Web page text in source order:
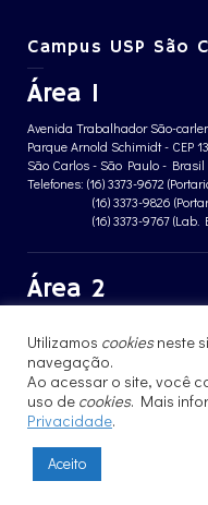
Campus USP São
Área 1
Avenida Trabalhador São-
Parque Arnold Schimidt - CEP
São Carlos - São Paulo - Brasil
Telefones: (16) 3373-9672
(16) 3373-9826
(16) 3373-9767 (Lab.
Área 2
Jardim Santa Angelina - CEP
São Carlos - São Paulo - Brasil
Telefone: (16) 3373-8068
(16) 3364-8070 (Portaria
Utilizamos cookiesneste
navegação.
Ao acessar o site, você
uso de cookies. Mais
Privacidade.
Aceito